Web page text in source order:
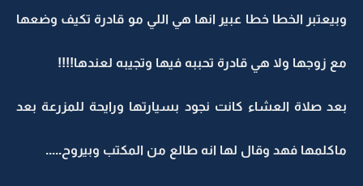
وبيعتبر الخطا خطا عبير انها هي اللي مو قادرة تكيف وضعها
مع زوجها ولا هي قادرة تحببه فيها وتجيبه لعندها!!!!
بعد صلاة العشاء كانت نجود بسيارتها ورايحة للمزرعة بعد
ماكلمها فهد وقال لها انه طالع من المكتب وبيروح.....